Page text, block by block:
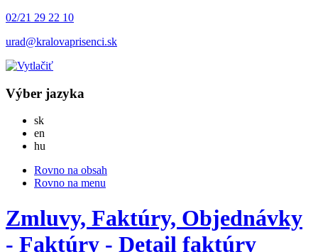
02/21 29 22 10
urad@kralovaprisenci.sk
Výber jazyka
skSlovensky
en
hu
Rovno na obsah
Rovno na menu
Zmluvy, Faktúry, Objednávky
- Faktúry - Detail faktúry